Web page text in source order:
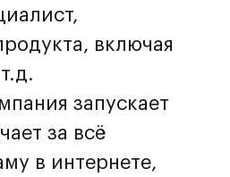
включая
запускает
за всё
в интернете,